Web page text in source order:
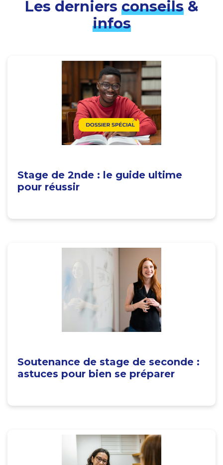
Les derniers conseils&
infos
Stage de 2nde : le guide ultime
pour réussir
Soutenance de stage de seconde :
astuces pour bien se préparer